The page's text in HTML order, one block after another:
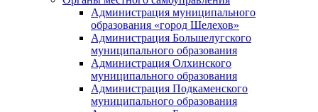
Администрация муниципального
образования «город Шелехов»
Администрация Большелугского
муниципального образования
Администрация Олхинского
муниципального образования
Администрация Подкаменского
муниципального образования